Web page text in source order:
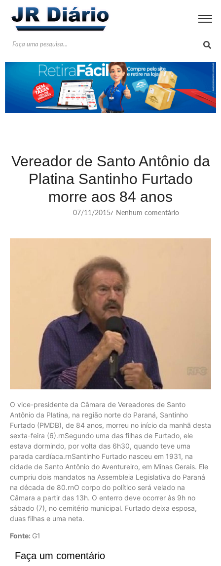
Vereador de Santo Antônio da
Platina Santinho Furtado
morre aos 84 anos
07/11/2015/ Nenhum comentário
O vice-presidente da Câmara de Vereadores de Santo
Antônio da Platina, na região norte do Paraná, Santinho
Furtado (PMDB), de 84 anos, morreu no início da manhã desta
sexta-feira (6).rnSegundo uma das filhas de Furtado, ele
estava dormindo, por volta das 6h30, quando teve uma
parada cardíaca.rnSantinho Furtado nasceu em 1931, na
cidade de Santo Antônio do Aventureiro, em Minas Gerais. Ele
cumpriu dois mandatos na Assembleia Legislativa do Paraná
na década de 80.rnO corpo do político será velado na
Câmara a partir das 13h. O enterro deve ocorrer às 9h no
sábado (7), no cemitério municipal. Furtado deixa esposa,
duas filhas e uma neta.
Fonte: G1
Faça um comentário